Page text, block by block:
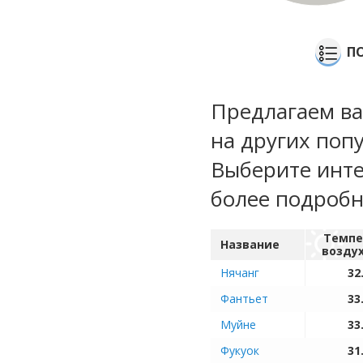
Предлагаем
на других
Выберите
более
Название
Нячанг
Фантьет
Муйне
Фукуок